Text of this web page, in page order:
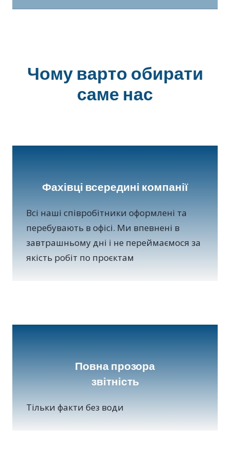
Аналітика сезонних продажів і попиту по
Чому варто обирати
саме нас
Фахівці всередині компанії
Всі наші співробітники оформлені та
перебувають в офісі. Ми впевнені в
завтрашньому дні і не переймаємося за
якість робіт по проєктам
Повна прозора
звітність
Тільки факти без води